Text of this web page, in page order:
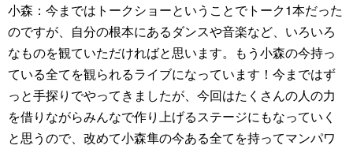
小森：今まではトークショーということでトーク1本だった
のですが、自分の根本にあるダンスや音楽など、いろいろ
なものを観ていただければと思います。もう小森の今持っ
ている全てを観られるライブになっています！今まではず
っと手探りでやってきましたが、今回はたくさんの人の力
を借りながらみんなで作り上げるステージにもなっていく
と思うので、改めて小森隼の今ある全てを持ってマンパワ